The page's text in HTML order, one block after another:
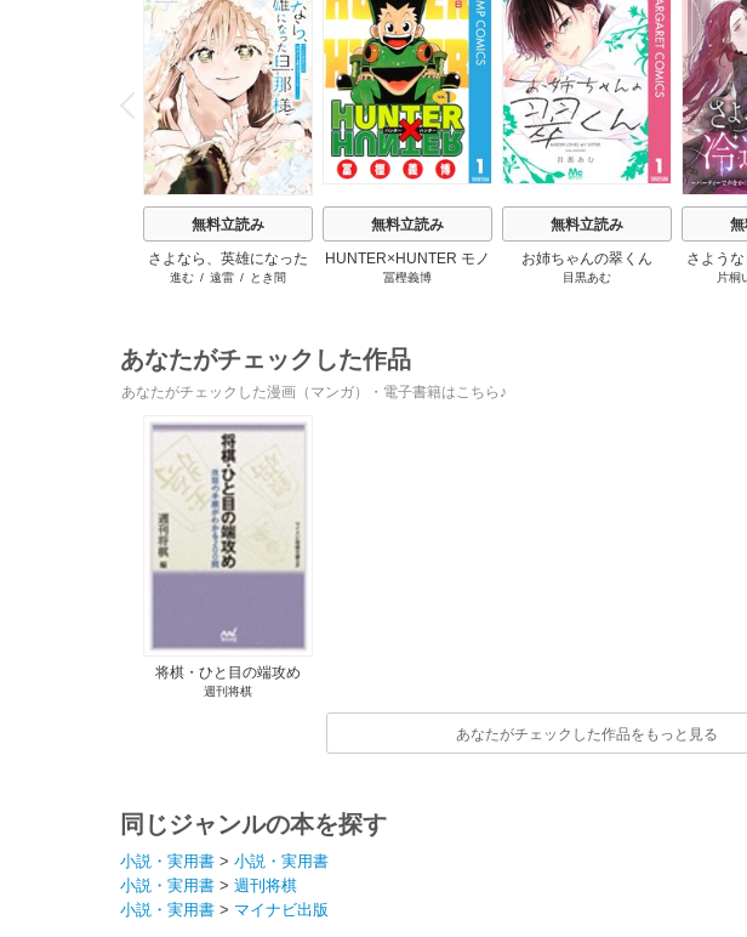
P
r
e
v
i
o
u
s
無料立読み
さよなら、英雄になった
旦那様 ～ただ祈るだけ
進む / 遠雷 / とき間
無料立読み
HUNTER×HUNTER モノ
クロ版
冨樫義博
無料立読み
お姉ちゃんの翠くん
目黒あむ
さよう
活 ～パ
片桐
あなたがチェックした作品
あなたがチェックした漫画（マンガ）・電子書籍はこちら♪
将棋・ひと目の端攻め
週刊将棋
あなたがチェックした作品をもっと見る
同じジャンルの本を探す
小説・実用書 > 小説・実用書
小説・実用書 > 週刊将棋
小説・実用書 > マイナビ出版